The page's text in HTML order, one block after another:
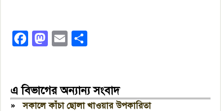
Facebook
Mastodon
Email
এ বিভাগের অন্যান্য সংবাদ
»সকালে কাঁচা ছোলা খাওয়ার উপকারিতা